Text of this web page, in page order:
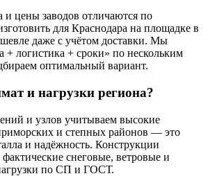
и цены заводов отличаются по
для Краснодара на площадке в
даже с учётом доставки. Мы
+ логистика + сроки» по нескольким
оптимальный вариант.
и нагрузки региона?
и узлов учитываем высокие
и степных районов — это
и надёжность. Конструкции
снеговые, ветровые и
по СП и ГОСТ.